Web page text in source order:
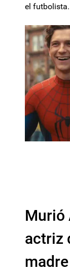
el futbolista.
Murió
actriz